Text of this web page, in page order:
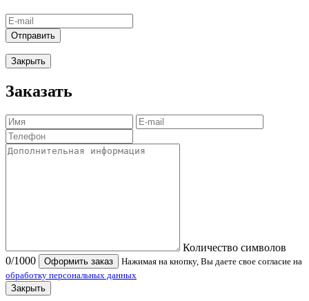
Отправить
Закрыть
Заказать
Количество символов
0/1000 Оформить заказ
Нажимая на кнопку, Вы даете свое согласие на
обработку персональных данных
Закрыть